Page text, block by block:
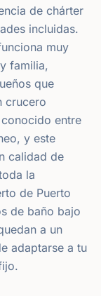
de chárter
incluidas.
muy
familia,
que
crucero
entre
y este
calidad de
la
de Puerto
de baño bajo
a un
adaptarse a tu